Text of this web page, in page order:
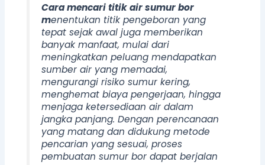
Cara mencari titik air sumur bor
menentukan titik pengeboran yang
tepat sejak awal juga memberikan
banyak manfaat, mulai dari
meningkatkan peluang mendapatkan
sumber air yang memadai,
mengurangi risiko sumur kering,
menghemat biaya pengerjaan, hingga
menjaga ketersediaan air dalam
jangka panjang. Dengan perencanaan
yang matang dan didukung metode
pencarian yang sesuai, proses
pembuatan sumur bor dapat berjalan